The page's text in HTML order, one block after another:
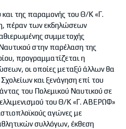
της παραμονής του Θ/Κ «Γ.
πέραν των εκδηλώσεων
συμμετοχής
στην παρέλαση της
προγραμματίζεται η
οι οποίες μεταξύ άλλων θα
και ξενάγηση επί του
του Πολεμικού Ναυτικού σε
του Θ/Κ «Γ. ΑΒΕΡΩΦ»
αγώνες με
συλλόγων, έκθεση